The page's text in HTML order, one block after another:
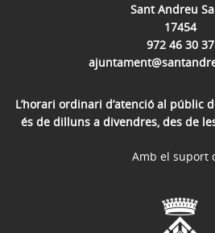
Sant Andreu
17454
972 46 30 37
L’horari ordinari d’atenció al públic
és de dilluns a divendres, des de
Amb el suport